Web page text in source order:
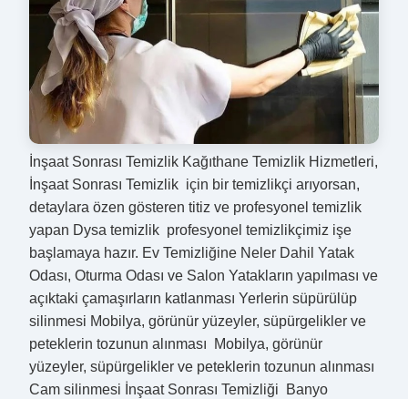
İnşaat Sonrası Temizlik Kağıthane Temizlik Hizmetleri,
İnşaat Sonrası Temizlik için bir temizlikçi arıyorsan,
detaylara özen gösteren titiz ve profesyonel temizlik
yapan Dysa temizlik profesyonel temizlikçimiz işe
başlamaya hazır. Ev Temizliğine Neler Dahil Yatak
Odası, Oturma Odası ve Salon Yatakların yapılması ve
açıktaki çamaşırların katlanması Yerlerin süpürülüp
silinmesi Mobilya, görünür yüzeyler, süpürgelikler ve
peteklerin tozunun alınması Mobilya, görünür
yüzeyler, süpürgelikler ve peteklerin tozunun alınması
Cam silinmesi İnşaat Sonrası Temizliği Banyo